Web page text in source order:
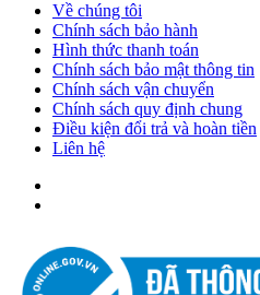
Về chúng tôi
Chính sách bảo hành
Hình thức thanh toán
Chính sách bảo mật thông tin
Chính sách vận chuyển
Chính sách quy định chung
Điều kiện đổi trả và hoàn tiền
Liên hệ